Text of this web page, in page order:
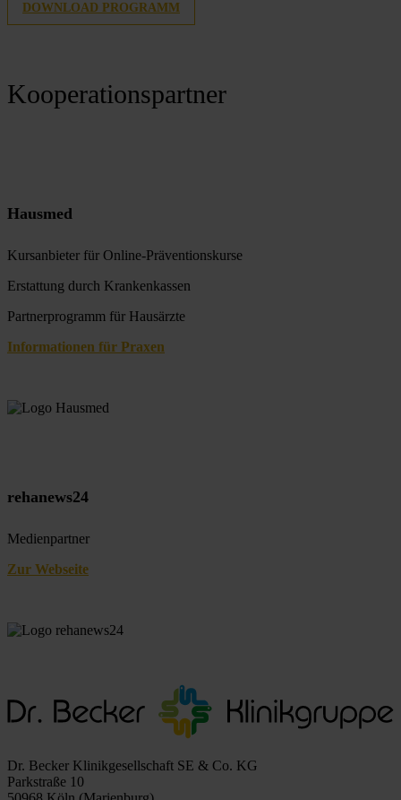
DOWNLOAD PROGRAMM
Kooperationspartner
Hausmed
Kursanbieter für Online-Präventionskurse
Erstattung durch Krankenkassen
Partnerprogramm für Hausärzte
Informationen für Praxen
rehanews24
Medienpartner
Zur Webseite
Dr. Becker Klinikgesellschaft SE & Co. KG
Parkstraße 10